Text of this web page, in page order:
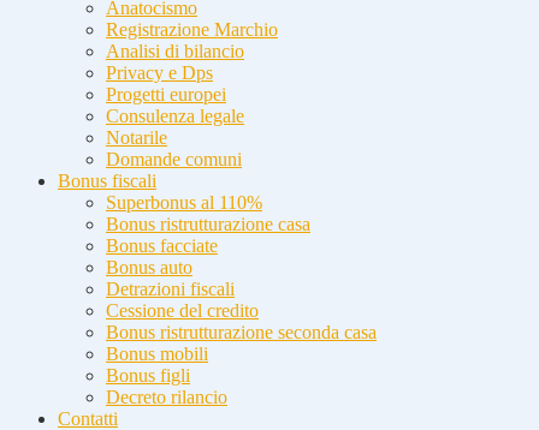
Anatocismo
Registrazione Marchio
Analisi di bilancio
Privacy e Dps
Progetti europei
Consulenza legale
Notarile
Domande comuni
Bonus fiscali
Superbonus al 110%
Bonus ristrutturazione casa
Bonus facciate
Bonus auto
Detrazioni fiscali
Cessione del credito
Bonus ristrutturazione seconda casa
Bonus mobili
Bonus figli
Decreto rilancio
Contatti